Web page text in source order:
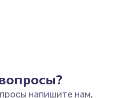
напишите нам,